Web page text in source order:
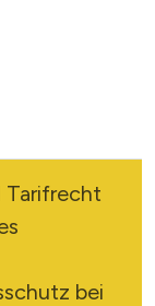
Tarifrecht
bei